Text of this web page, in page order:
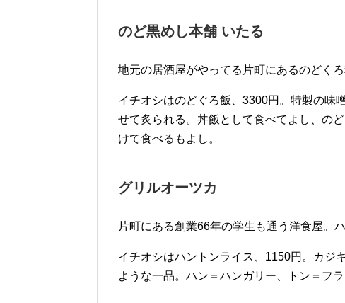
のど黒めし本舗 いたる
地元の居酒屋がやってる片町にあるのどくろ
イチオシはのどぐろ飯、3300円。特製の味
せて炙られる。丼飯として食べてよし、の
けて食べるもよし。
グリルオーツカ
片町にある創業66年の学生も通う洋食屋。
イチオシはハントンライス、1150円。カジ
ような一品。ハン＝ハンガリー、トン＝フ